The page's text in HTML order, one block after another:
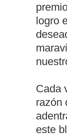
logro
Cada
razón
este